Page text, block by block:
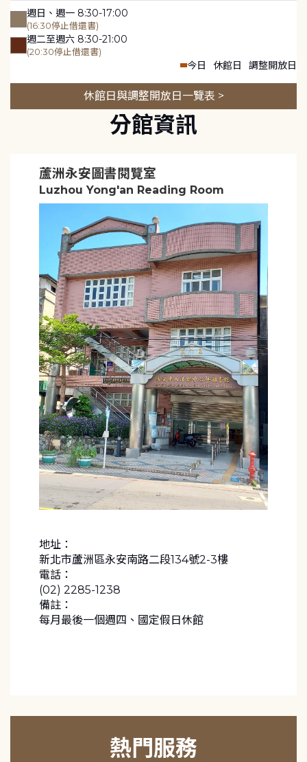
週日、週一 8:30-17:00
(16:30停止借還書)
週二至週六 8:30-21:00
(20:30停止借還書)
今日 休館日 調整開放日
休館日與調整開放日一覽表 >
分館資訊
蘆洲永安圖書閱覽室
Luzhou Yong'an Reading Room
地址：
新北市蘆洲區永安南路二段134號2-3樓
電話：
(02) 2285-1238
備註：
每月最後一個週四、國定假日休館
熱門服務